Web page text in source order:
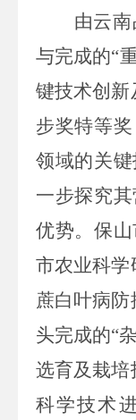
由云
与完成的“
键技术创新
步奖特等奖
领域的关
一步探究
优势。保
市农业科学
蔗白叶病
头完成的“
选育及栽培
科学技术